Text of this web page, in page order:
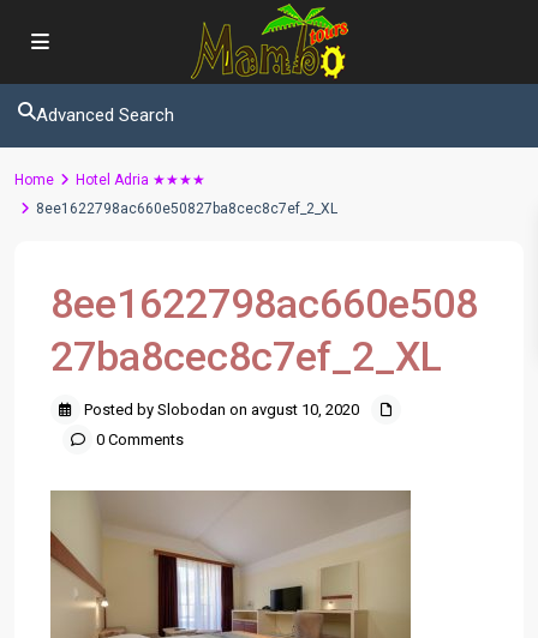
Advanced Search
Home
Hotel Adria ★★★★
8ee1622798ac660e50827ba8cec8c7ef_2_XL
8ee1622798ac660e508
27ba8cec8c7ef_2_XL
Posted by Slobodan on avgust 10, 2020
0 Comments